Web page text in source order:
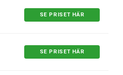
SE PRISET HÄR
SE PRISET HÄR